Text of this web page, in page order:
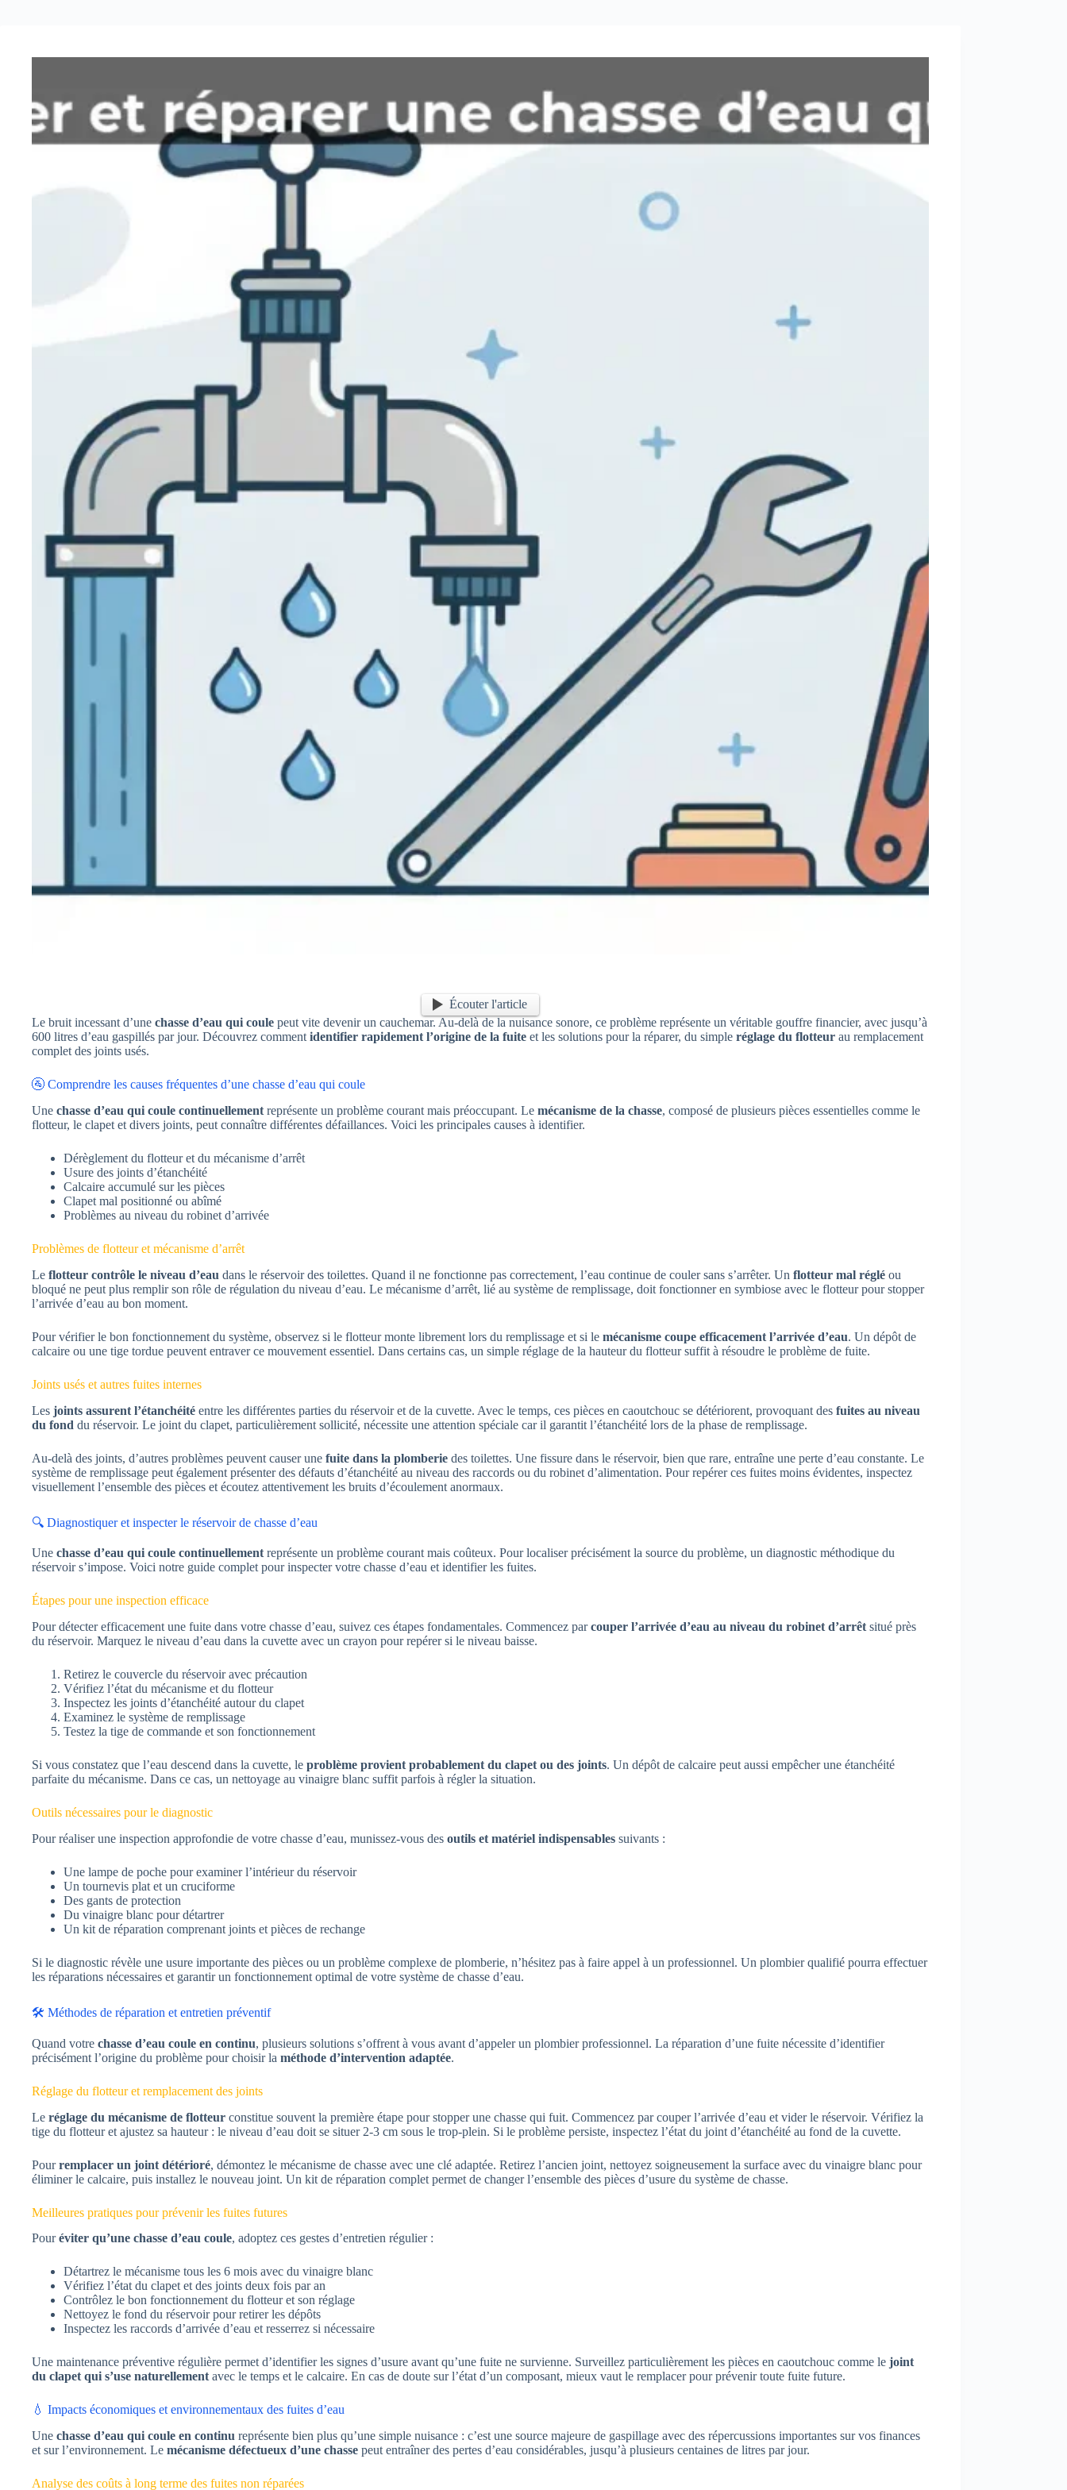
Écouter l'article
Le bruit incessant d’une chasse d’eau qui coule peut vite devenir un cauchemar. Au-delà de la nuisance sonore, ce problème représente un véritable gouffre financier, avec jusqu’à
600 litres d’eau gaspillés par jour. Découvrez comment identifier rapidement l’origine de la fuite et les solutions pour la réparer, du simple réglage du flotteur au remplacement
complet des joints usés.
🚰 Comprendre les causes fréquentes d’une chasse d’eau qui coule
Une chasse d’eau qui coule continuellement représente un problème courant mais préoccupant. Le mécanisme de la chasse, composé de plusieurs pièces essentielles comme le
flotteur, le clapet et divers joints, peut connaître différentes défaillances. Voici les principales causes à identifier.
Dérèglement du flotteur et du mécanisme d’arrêt
Usure des joints d’étanchéité
Calcaire accumulé sur les pièces
Clapet mal positionné ou abîmé
Problèmes au niveau du robinet d’arrivée
Problèmes de flotteur et mécanisme d’arrêt
Le flotteur contrôle le niveau d’eau dans le réservoir des toilettes. Quand il ne fonctionne pas correctement, l’eau continue de couler sans s’arrêter. Un flotteur mal réglé ou
bloqué ne peut plus remplir son rôle de régulation du niveau d’eau. Le mécanisme d’arrêt, lié au système de remplissage, doit fonctionner en symbiose avec le flotteur pour stopper
l’arrivée d’eau au bon moment.
Pour vérifier le bon fonctionnement du système, observez si le flotteur monte librement lors du remplissage et si le mécanisme coupe efficacement l’arrivée d’eau. Un dépôt de
calcaire ou une tige tordue peuvent entraver ce mouvement essentiel. Dans certains cas, un simple réglage de la hauteur du flotteur suffit à résoudre le problème de fuite.
Joints usés et autres fuites internes
Les joints assurent l’étanchéité entre les différentes parties du réservoir et de la cuvette. Avec le temps, ces pièces en caoutchouc se détériorent, provoquant des fuites au niveau
du fond du réservoir. Le joint du clapet, particulièrement sollicité, nécessite une attention spéciale car il garantit l’étanchéité lors de la phase de remplissage.
Au-delà des joints, d’autres problèmes peuvent causer une fuite dans la plomberie des toilettes. Une fissure dans le réservoir, bien que rare, entraîne une perte d’eau constante. Le
système de remplissage peut également présenter des défauts d’étanchéité au niveau des raccords ou du robinet d’alimentation. Pour repérer ces fuites moins évidentes, inspectez
visuellement l’ensemble des pièces et écoutez attentivement les bruits d’écoulement anormaux.
🔍 Diagnostiquer et inspecter le réservoir de chasse d’eau
Une chasse d’eau qui coule continuellement représente un problème courant mais coûteux. Pour localiser précisément la source du problème, un diagnostic méthodique du
réservoir s’impose. Voici notre guide complet pour inspecter votre chasse d’eau et identifier les fuites.
Étapes pour une inspection efficace
Pour détecter efficacement une fuite dans votre chasse d’eau, suivez ces étapes fondamentales. Commencez parcouper l’arrivée d’eau au niveau du robinet d’arrêt situé près
du réservoir. Marquez le niveau d’eau dans la cuvette avec un crayon pour repérer si le niveau baisse.
Retirez le couvercle du réservoir avec précaution
Vérifiez l’état du mécanisme et du flotteur
Inspectez les joints d’étanchéité autour du clapet
Examinez le système de remplissage
Testez la tige de commande et son fonctionnement
Si vous constatez que l’eau descend dans la cuvette, le problème provient probablement du clapet ou des joints. Un dépôt de calcaire peut aussi empêcher une étanchéité
parfaite du mécanisme. Dans ce cas, un nettoyage au vinaigre blanc suffit parfois à régler la situation.
Outils nécessaires pour le diagnostic
Pour réaliser une inspection approfondie de votre chasse d’eau, munissez-vous des outils et matériel indispensables suivants :
Une lampe de poche pour examiner l’intérieur du réservoir
Un tournevis plat et un cruciforme
Des gants de protection
Du vinaigre blanc pour détartrer
Un kit de réparation comprenant joints et pièces de rechange
Si le diagnostic révèle une usure importante des pièces ou un problème complexe de plomberie, n’hésitez pas à faire appel à un professionnel. Un plombier qualifié pourra effectuer
les réparations nécessaires et garantir un fonctionnement optimal de votre système de chasse d’eau.
🛠️ Méthodes de réparation et entretien préventif
Quand votre chasse d’eau coule en continu, plusieurs solutions s’offrent à vous avant d’appeler un plombier professionnel. La réparation d’une fuite nécessite d’identifier
précisément l’origine du problème pour choisir la méthode d’intervention adaptée.
Réglage du flotteur et remplacement des joints
Le réglage du mécanisme de flotteur constitue souvent la première étape pour stopper une chasse qui fuit. Commencez par couper l’arrivée d’eau et vider le réservoir. Vérifiez la
tige du flotteur et ajustez sa hauteur : le niveau d’eau doit se situer 2-3 cm sous le trop-plein. Si le problème persiste, inspectez l’état du joint d’étanchéité au fond de la cuvette.
Pourremplacer un joint détérioré, démontez le mécanisme de chasse avec une clé adaptée. Retirez l’ancien joint, nettoyez soigneusement la surface avec du vinaigre blanc pour
éliminer le calcaire, puis installez le nouveau joint. Un kit de réparation complet permet de changer l’ensemble des pièces d’usure du système de chasse.
Meilleures pratiques pour prévenir les fuites futures
Pouréviter qu’une chasse d’eau coule, adoptez ces gestes d’entretien régulier :
Détartrez le mécanisme tous les 6 mois avec du vinaigre blanc
Vérifiez l’état du clapet et des joints deux fois par an
Contrôlez le bon fonctionnement du flotteur et son réglage
Nettoyez le fond du réservoir pour retirer les dépôts
Inspectez les raccords d’arrivée d’eau et resserrez si nécessaire
Une maintenance préventive régulière permet d’identifier les signes d’usure avant qu’une fuite ne survienne. Surveillez particulièrement les pièces en caoutchouc comme le joint
du clapet qui s’use naturellement avec le temps et le calcaire. En cas de doute sur l’état d’un composant, mieux vaut le remplacer pour prévenir toute fuite future.
💧 Impacts économiques et environnementaux des fuites d’eau
Une chasse d’eau qui coule en continu représente bien plus qu’une simple nuisance : c’est une source majeure de gaspillage avec des répercussions importantes sur vos finances
et sur l’environnement. Le mécanisme défectueux d’une chasse peut entraîner des pertes d’eau considérables, jusqu’à plusieurs centaines de litres par jour.
Analyse des coûts à long terme des fuites non réparées